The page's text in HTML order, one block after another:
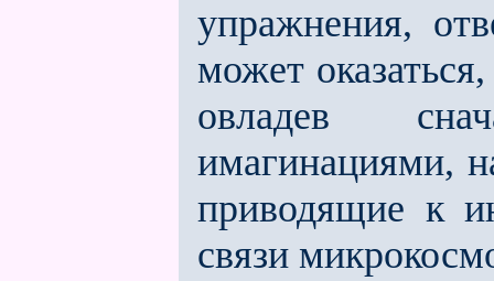
упражнения,
может
овладев
имагинациями,
приводящие к
связи